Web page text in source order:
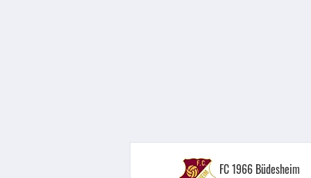
FC 1966 Büdesheim